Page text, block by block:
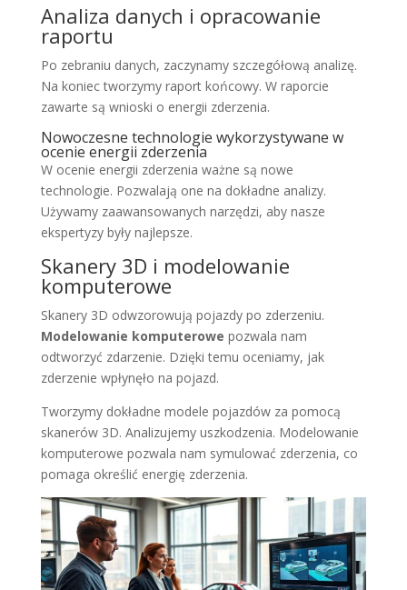
Analiza danych i opracowanie
raportu
Po zebraniu danych, zaczynamy szczegółową analizę.
Na koniec tworzymy raport końcowy. W raporcie
zawarte są wnioski o energii zderzenia.
Nowoczesne technologie wykorzystywane w
ocenie energii zderzenia
W ocenie energii zderzenia ważne są nowe
technologie. Pozwalają one na dokładne analizy.
Używamy zaawansowanych narzędzi, aby nasze
ekspertyzy były najlepsze.
Skanery 3D i modelowanie
komputerowe
Skanery 3D odwzorowują pojazdy po zderzeniu.
Modelowanie komputerowe pozwala nam
odtworzyć zdarzenie. Dzięki temu oceniamy, jak
zderzenie wpłynęło na pojazd.
Tworzymy dokładne modele pojazdów za pomocą
skanerów 3D. Analizujemy uszkodzenia. Modelowanie
komputerowe pozwala nam symulować zderzenia, co
pomaga określić energię zderzenia.